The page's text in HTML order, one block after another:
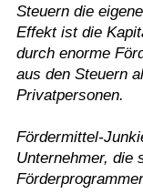
Steuern die
Effekt ist die
durch enorme
aus den Steuern
Privatpersonen.
Fördermittel-
Unternehmer, die